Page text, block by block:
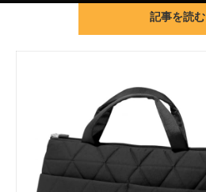
注目記事を集めた総合ページ
進化するPCとデバイスの未来
好きが集まる 比べて選べる
ビジネスと働き方のヒント
記事を読む